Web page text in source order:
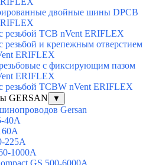
двойные шины DPCB
TCB nVent ERIFLEX
и крепежным отверстием
ERIFLEX
с фиксирующим пазом
ERIFLEX
TCBW nVent ERIFLEX
GERSAN
▼
Gersan
40A
225A
1000A
GS 500-6000A